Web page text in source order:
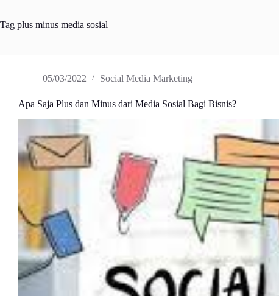
Tag plus minus media sosial
05/03/2022 Social Media Marketing
Apa Saja Plus dan Minus dari Media Sosial Bagi Bisnis?